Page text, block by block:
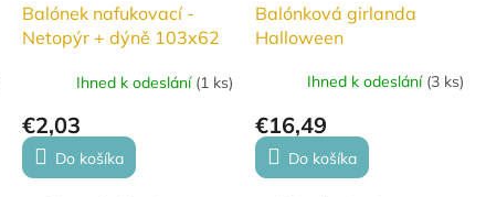
Balónek nafukovací -
Netopýr + dýně 103x62
Ihned k odeslání (1 ks)
€2,03
Do košíka
Balónková girlanda
Halloween
Ihned k odeslání (3 ks)
€16,49
Do košíka